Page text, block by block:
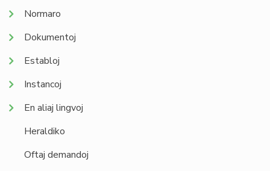
Normaro
Dokumentoj
Establoj
Instancoj
En aliaj lingvoj
Heraldiko
Oftaj demandoj